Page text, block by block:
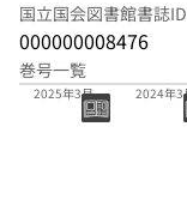
国立国会図書館書誌ID
000000008476
巻号一覧
(通号56)
2025年3月
2024年3